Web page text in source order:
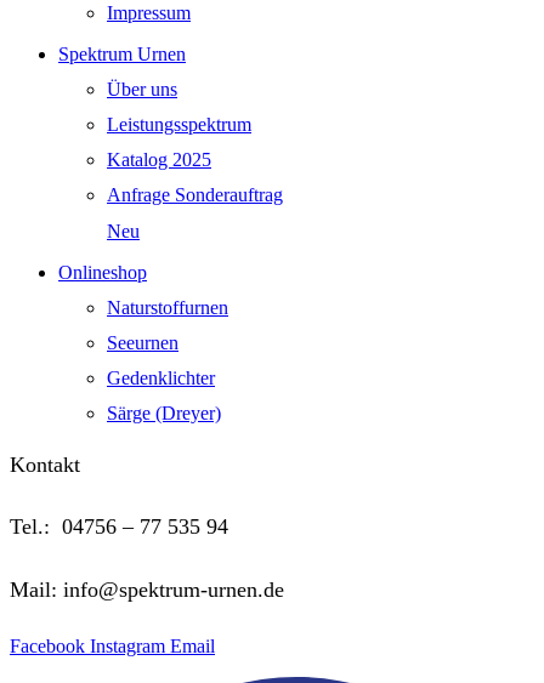
Impressum
Spektrum Urnen
Über uns
Leistungsspektrum
Katalog 2025
Anfrage Sonderauftrag
Neu
Onlineshop
Naturstoffurnen
Seeurnen
Gedenklichter
Särge (Dreyer)
Kontakt
Tel.: 04756 – 77 535 94
Mail: info@spektrum-urnen.de
Facebook Instagram Email